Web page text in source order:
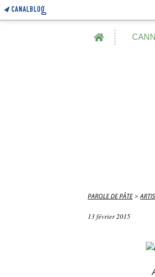
Home
PAROLE DE PÂTE >
13 février 2015